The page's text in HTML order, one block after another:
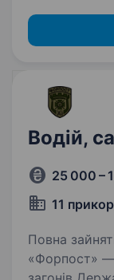
Водій,
25 000 –
11
Повна зайнятість. 11-тий
«Форпост»